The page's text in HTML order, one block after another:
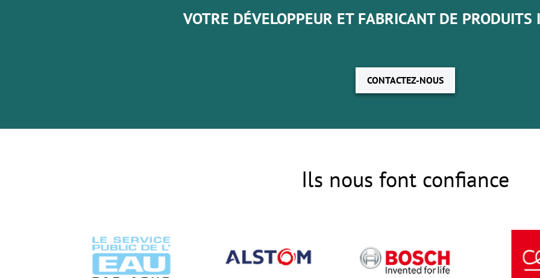
VOTRE DÉVELOPPEUR ET FABRICANT DE PRODUITS
CONTACTEZ-NOUS
Ils nous font confiance